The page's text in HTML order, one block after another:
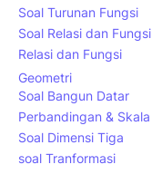
Soal Turunan Fungsi
Soal Relasi dan Fungsi
Relasi dan Fungsi
Geometri
Soal Bangun Datar
Perbandingan & Skala
Soal Dimensi Tiga
soal Tranformasi